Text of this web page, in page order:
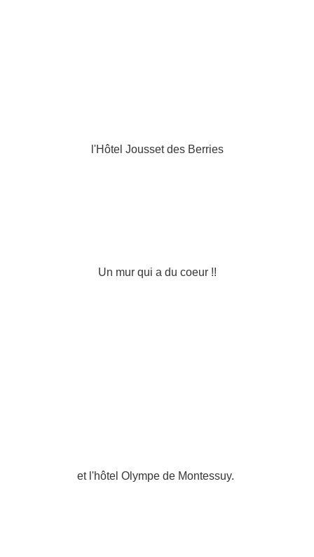
l'Hôtel Jousset des Berries
Un mur qui a du coeur !!
et l'hôtel Olympe de Montessuy.